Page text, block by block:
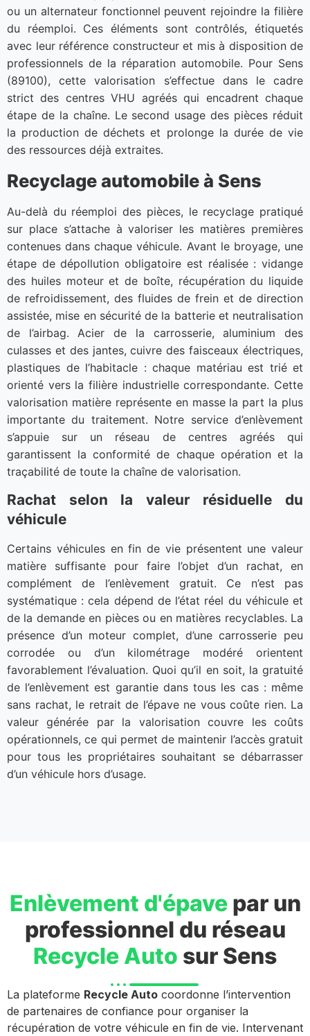
ou un alternateur fonctionnel peuvent rejoindre la filière
du réemploi. Ces éléments sont contrôlés, étiquetés
avec leur référence constructeur et mis à disposition de
professionnels de la réparation automobile. Pour Sens
(89100), cette valorisation s’effectue dans le cadre
strict des centres VHU agréés qui encadrent chaque
étape de la chaîne. Le second usage des pièces réduit
la production de déchets et prolonge la durée de vie
des ressources déjà extraites.
Recyclage automobile à Sens
Au-delà du réemploi des pièces, le recyclage pratiqué
sur place s’attache à valoriser les matières premières
contenues dans chaque véhicule. Avant le broyage, une
étape de dépollution obligatoire est réalisée : vidange
des huiles moteur et de boîte, récupération du liquide
de refroidissement, des fluides de frein et de direction
assistée, mise en sécurité de la batterie et neutralisation
de l’airbag. Acier de la carrosserie, aluminium des
culasses et des jantes, cuivre des faisceaux électriques,
plastiques de l’habitacle : chaque matériau est trié et
orienté vers la filière industrielle correspondante. Cette
valorisation matière représente en masse la part la plus
importante du traitement. Notre service d’enlèvement
s’appuie sur un réseau de centres agréés qui
garantissent la conformité de chaque opération et la
traçabilité de toute la chaîne de valorisation.
Rachat selon la valeur résiduelle du
véhicule
Certains véhicules en fin de vie présentent une valeur
matière suffisante pour faire l’objet d’un rachat, en
complément de l’enlèvement gratuit. Ce n’est pas
systématique : cela dépend de l’état réel du véhicule et
de la demande en pièces ou en matières recyclables. La
présence d’un moteur complet, d’une carrosserie peu
corrodée ou d’un kilométrage modéré orientent
favorablement l’évaluation. Quoi qu’il en soit, la gratuité
de l’enlèvement est garantie dans tous les cas : même
sans rachat, le retrait de l’épave ne vous coûte rien. La
valeur générée par la valorisation couvre les coûts
opérationnels, ce qui permet de maintenir l’accès gratuit
pour tous les propriétaires souhaitant se débarrasser
d’un véhicule hors d’usage.
Enlèvement d'épavepar un
professionnel du réseau
Recycle Auto sur Sens
La plateforme Recycle Auto coordonne l’intervention
de partenaires de confiance pour organiser la
récupération de votre véhicule en fin de vie. Intervenant